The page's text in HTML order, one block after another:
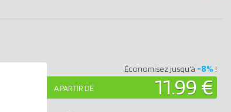
A PARTIR DE 11.99 €
Économisez jusqu'à -8% !